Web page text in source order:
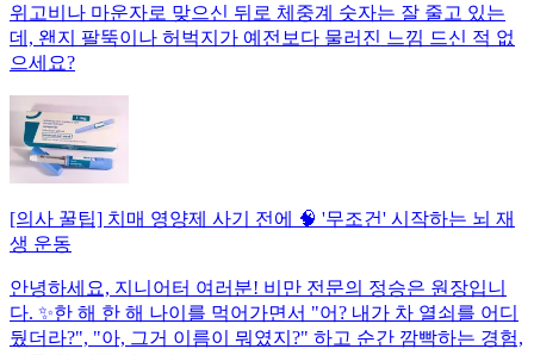
위고비나 마운자로 맞으신 뒤로 체중계 숫자는 잘 줄고 있는
데, 왠지 팔뚝이나 허벅지가 예전보다 물러진 느낌 드신 적 없
으세요?
[의사 꿀팁] 치매 영양제 사기 전에 🧠 '무조건' 시작하는 뇌 재
생 운동
안녕하세요, 지니어터 여러분! 비만 전문의 정승은 원장입니
다. ✨한 해 한 해 나이를 먹어가면서 "어? 내가 차 열쇠를 어디
뒀더라?", "아, 그거 이름이 뭐였지?" 하고 순간 깜빡하는 경험,